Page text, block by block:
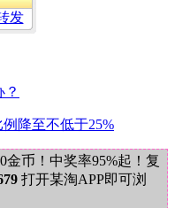
发
降至不低于25%
币！中奖率95%起！复
打开某淘APP即可浏